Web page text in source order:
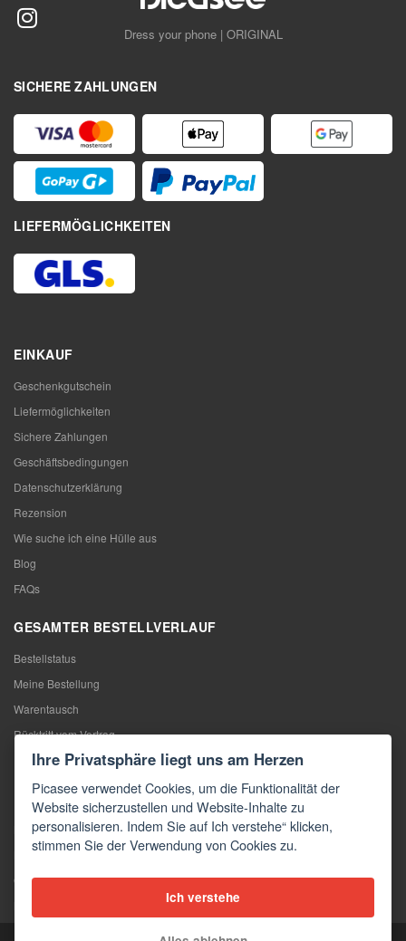
Dress your phone | ORIGINAL
SICHERE ZAHLUNGEN
LIEFERMÖGLICHKEITEN
EINKAUF
Geschenkgutschein
Liefermöglichkeiten
Sichere Zahlungen
Geschäftsbedingungen
Datenschutzerklärung
Rezension
Wie suche ich eine Hülle aus
Blog
FAQs
GESAMTER BESTELLVERLAUF
Bestellstatus
Meine Bestellung
Warentausch
Rücktritt vom Vertrag
Reklamation
KONTAKTE
Kontakte
Kontaktformular
Großhandel
Ihre Privatsphäre liegt uns am Herzen
Picasee verwendet Cookies, um die Funktionalität der
Website sicherzustellen und Website-Inhalte zu
personalisieren. Indem Sie auf Ich verstehe“ klicken,
stimmen Sie der Verwendung von Cookies zu.
Ich verstehe